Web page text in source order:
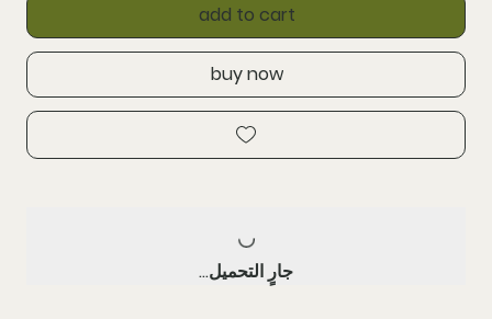
add to cart
buy now
جارٍ التحميل...